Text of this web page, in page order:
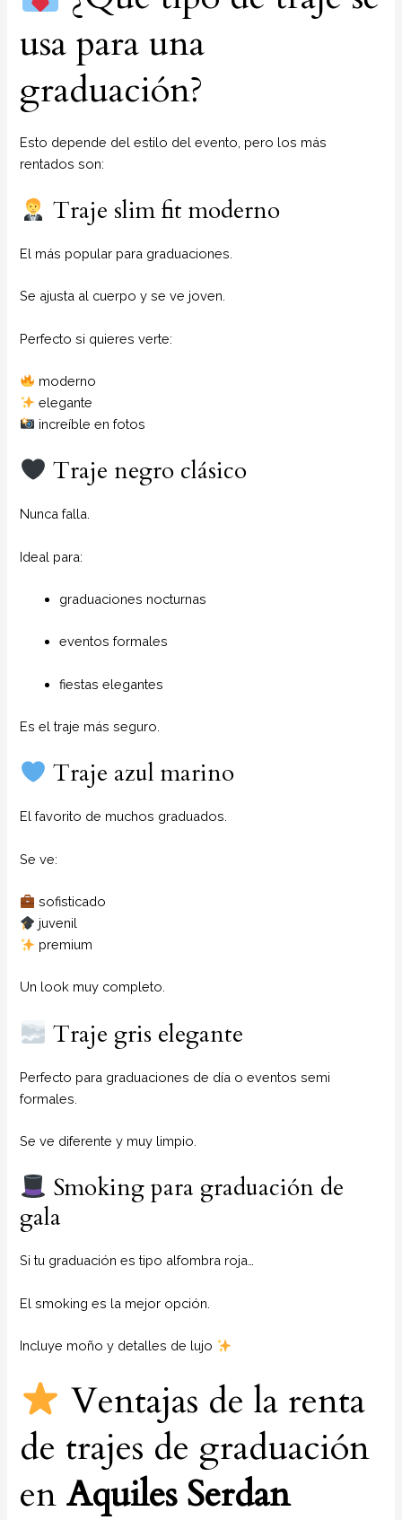
usa para una
graduación?
Esto depende del estilo del evento, pero los más
rentados son:
Traje slim fit moderno
El más popular para graduaciones.
Se ajusta al cuerpo y se ve joven.
Perfecto si quieres verte:
moderno
elegante
increíble en fotos
Traje negro clásico
Nunca falla.
Ideal para:
graduaciones nocturnas
eventos formales
fiestas elegantes
Es el traje más seguro.
Traje azul marino
El favorito de muchos graduados.
Se ve:
sofisticado
juvenil
premium
Un look muy completo.
Traje gris elegante
Perfecto para graduaciones de día o eventos semi
formales.
Se ve diferente y muy limpio.
Smoking para graduación de
gala
Si tu graduación es tipo alfombra roja…
El smoking es la mejor opción.
Incluye moño y detalles de lujo
Ventajas de la renta
de trajes de graduación
enAquiles Serdan